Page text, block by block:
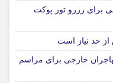
برای رزرو تور پوکت
حد نیاز است
خارجی برای مراسم